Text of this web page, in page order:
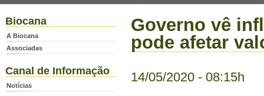
Biocana
A Biocana
Associadas
Canal de Informação
Notícias
Governo vê
pode afetar
14/05/2020 - 08:15h